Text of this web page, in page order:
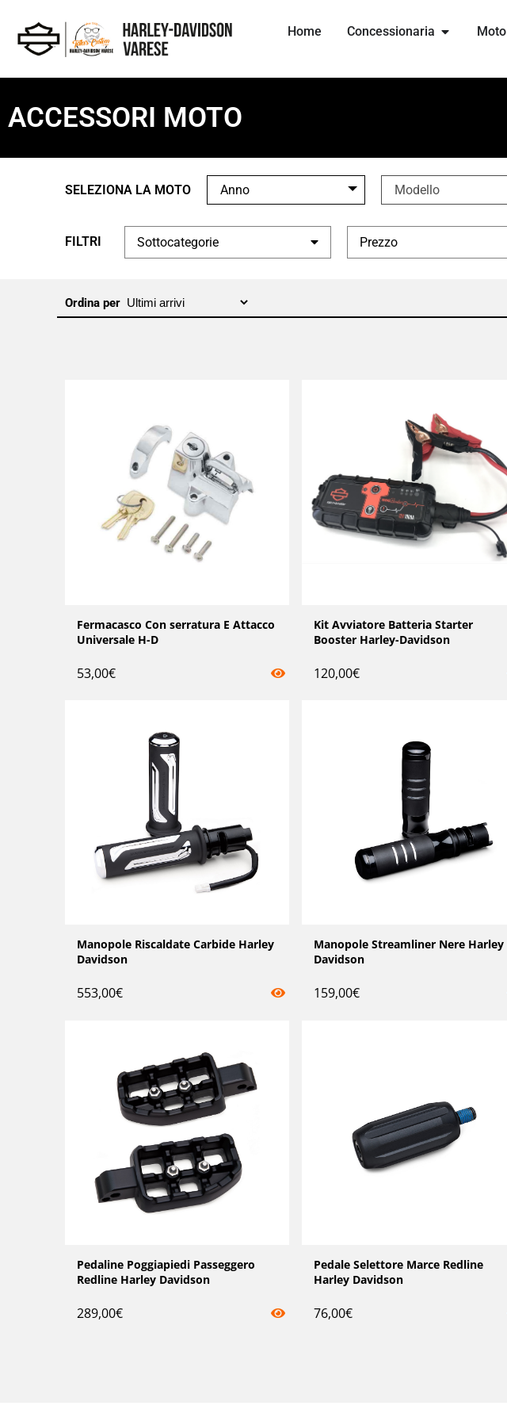
Home Concessionaria Moto
ACCESSORI MOTO
SELEZIONA LA MOTO Anno Modello
FILTRI Sottocategorie Prezzo
Ordina per
Fermacasco Con serratura E Attacco
Universale H-D
53,00€
Kit Avviatore Batteria Starter
Booster Harley-Davidson
120,00€
Manopole Riscaldate Carbide Harley
Davidson
553,00€
Manopole Streamliner Nere Harley
Davidson
159,00€
Pedaline Poggiapiedi Passeggero
Redline Harley Davidson
289,00€
Pedale Selettore Marce Redline
Harley Davidson
76,00€